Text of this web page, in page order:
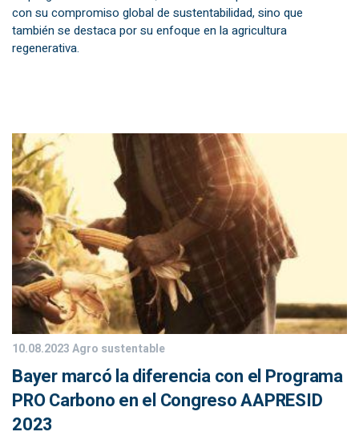
con su compromiso global de sustentabilidad, sino que
también se destaca por su enfoque en la agricultura
regenerativa.
10.08.2023Agro sustentable
Bayer marcó la diferencia con el Programa
PRO Carbono en el Congreso AAPRESID
2023